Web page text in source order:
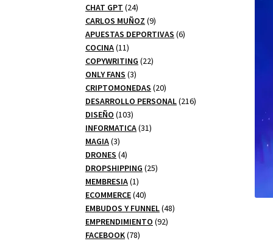
CHAT GPT 2424
productos
CARLOS MUÑOZ 99
productos
APUESTAS DEPORTIVAS 66
COCINA 1111
productos
COPYWRITING 2222
ONLY FANS 33
productos
CRIPTOMONEDAS 2020
productos
DESARROLLO PERSONAL 216216
DISEÑO 103103
productos
INFORMATICA 3131
MAGIA 33
productos
DRONES 44
productos
DROPSHIPPING 2525
MEMBRESIA 11
producto
ECOMMERCE 4040
productos
EMBUDOS Y FUNNEL 4848
EMPRENDIMIENTO 9292
FACEBOOK 7878